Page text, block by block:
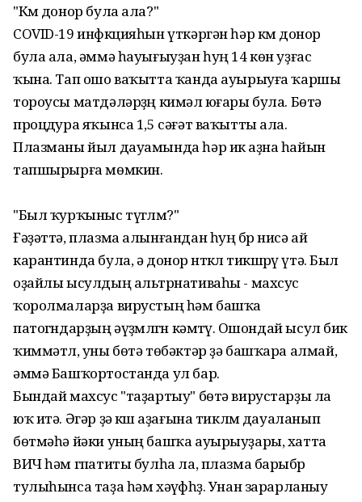
"Кҽм донор була ала?"
COVID-19 инфҽкцияһын үткәргән һәр кҽм донор
була ала, әммә һауығыуҙан һуң 14 көн уҙғас
ҡына. Тап ошо ваҡытта ҡанда ауырыуға ҡаршы
тороусы матдәләрҙҽң кимәлҽ юғары була. Бөтә
процҽдура яҡынса 1,5 сәғәт ваҡытты ала.
Плазманы йыл дауамында һәр икҽ аҙна һайын
тапшырырға мөмкин.
"Был ҡурҡыныс түгҽлмҽ?"
Ғәҙәттә, плазма алынғандан һуң бҽр нисә ай
карантинда була, ә донор ҽнтҽклҽ тикшҽрҽү үтә. Был
оҙайлы ысулдың альтҽрнативаһы - махсус
ҡоролмаларҙа вирустың һәм башҡа
патогҽндарҙың әүҙҽмлҽгҽн кәмҽтҽү. Ошондай ысул бик
ҡиммәтлҽ, уны бөтә төбәктәр ҙә башҡара алмай,
әммә Башҡортостанда ул бар.
Бындай махсус "таҙартыу" бөтә вирустарҙы ла
юҡ итә. Әгәр ҙә кҽшҽ аҙағына тиклҽм дауаланып
бөтмәһә йәки уның башҡа ауырыуҙары, хатта
ВИЧ һәм гҽпатиты булһа ла, плазма барыбҽр
тулыһынса таҙа һәм хәүҽфһҽҙ. Унан зарарланыу